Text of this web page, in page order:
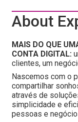
About
MAIS DO QUE
CONTA DIGITAL:
clientes, um
Nascemos com o
compartilhar
através de
simplicidade e
pessoas e